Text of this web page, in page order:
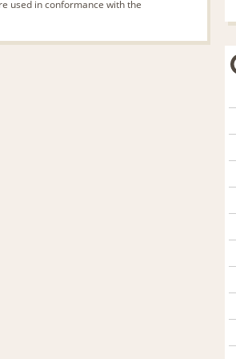
used in conformance with the